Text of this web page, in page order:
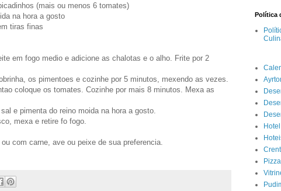
(mais ou menos 6 tomates)
na hora a gosto
tiras finas
em fogo medio e adicione as chalotas e o alho. Frite por 2
os pimentoes e cozinhe por 5 minutos, mexendo as vezes.
coloque os tomates. Cozinhe por mais 8 minutos. Mexa as
e pimenta do reino moida na hora a gosto.
mexa e retire fo fogo.
com carne, ave ou peixe de sua preferencia.
Política